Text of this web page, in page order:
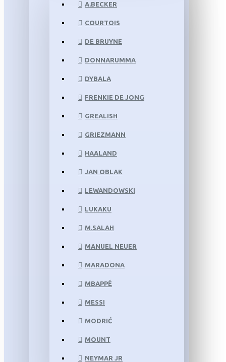
A.BECKER
COURTOIS
DE BRUYNE
DONNARUMMA
DYBALA
FRENKIE DE JONG
GREALISH
GRIEZMANN
HAALAND
JAN OBLAK
LEWANDOWSKI
LUKAKU
M.SALAH
MANUEL NEUER
MARADONA
MBAPPÉ
MESSI
MODRIĆ
MOUNT
NEYMAR JR